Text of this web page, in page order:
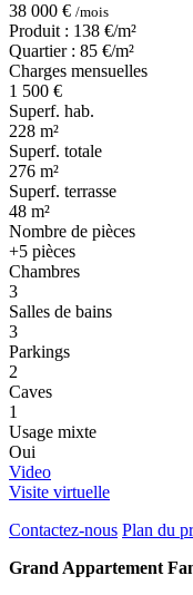
38 000 € /mois
Produit : 138 €/m²
Quartier : 85 €/m²
Charges mensuelles
1 500 €
Superf. hab.
228 m²
Superf. totale
276 m²
Superf. terrasse
48 m²
Nombre de pièces
+5 pièces
Chambres
3
Salles de bains
3
Parkings
2
Caves
1
Usage mixte
Oui
Video
Visite virtuelle
Contactez-nous Plan du
Grand Appartement